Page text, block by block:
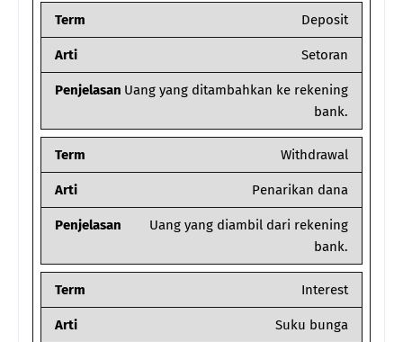
Term Deposit
Arti Setoran
Penjelasan Uang yang ditambahkan ke rekening
bank.
Term Withdrawal
Arti Penarikan dana
Penjelasan
Uang yang diambil dari rekening
bank.
Term Interest
Arti Suku bunga